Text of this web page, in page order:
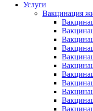
Услуги
Вакцинация